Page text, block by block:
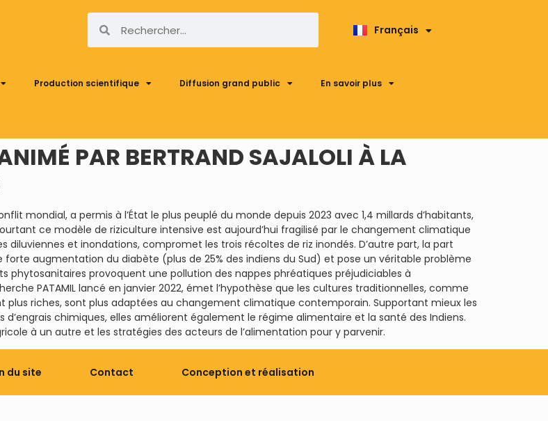
Français
English
Production scientifique Diffusion grand public En savoir plus
PAR BERTRAND SAJALOLI À LA
mondial, a permis à l’État le plus peuplé du monde depuis 2023 avec 1,4 millards d’habitants,
ce modèle de riziculture intensive est aujourd’hui fragilisé par le changement climatique
et inondations, compromet les trois récoltes de riz inondés. D’autre part, la part
augmentation du diabète (plus de 25% des indiens du Sud) et pose un véritable problème
phytosanitaires provoquent une pollution des nappes phréatiques préjudiciables à
PATAMIL lancé en janvier 2022, émet l’hypothèse que les cultures traditionnelles, comme
riches, sont plus adaptées au changement climatique contemporain. Supportant mieux les
chimiques, elles améliorent également le régime alimentaire et la santé des Indiens.
à un autre et les stratégies des acteurs de l’alimentation pour y parvenir.
du site Contact Conception et réalisation